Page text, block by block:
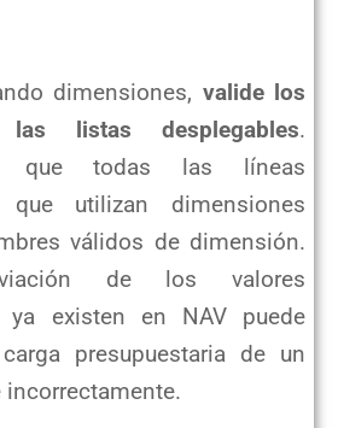
dimensiones, valide los
listas desplegables.
que todas las líneas
que utilizan dimensiones
válidos de dimensión.
de los valores
ya existen en NAV puede
presupuestaria de un
incorrectamente.